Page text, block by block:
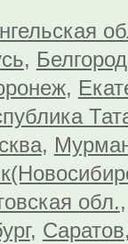
,
,
,
обл.
, Саратов